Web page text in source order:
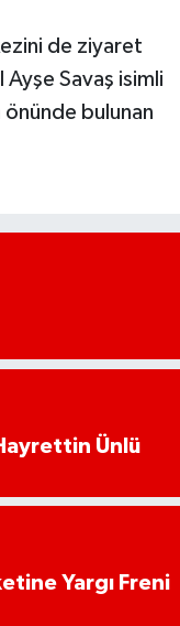
de ziyaret
Savaş isimli
bulunan
Ünlü
Yargı Freni